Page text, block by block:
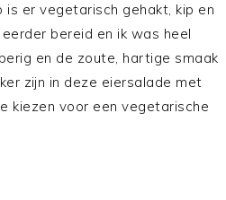
is er vegetarisch gehakt, kip en
bereid en ik was heel
en de zoute, hartige smaak
zijn in deze eiersalade met
kiezen voor een vegetarische